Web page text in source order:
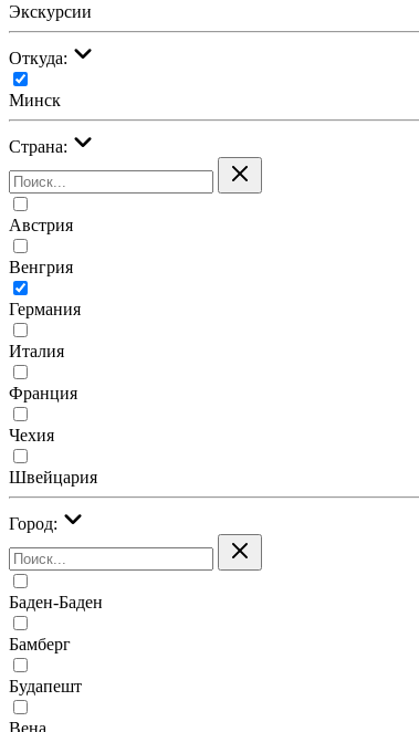
Экскурсии
Откуда:
Минск
Страна:
Австрия
Венгрия
Германия
Италия
Франция
Чехия
Швейцария
Город:
Баден-Баден
Бамберг
Будапешт
Вена